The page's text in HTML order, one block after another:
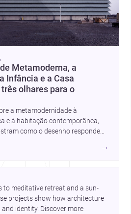
Metamoderna, a
Infância e a Casa
olhares para o
a metamodernidade à
e à habitação contemporânea,
como o desenho responde
Para arquitetos, são
criar espaços mais humanos,
→
to meditative retreat and a sun-
projects show how architecture
identity. Discover more